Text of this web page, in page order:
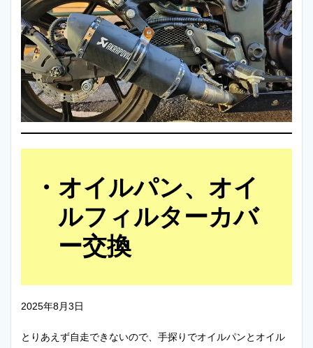
オイルパン、オイ
ルフィルターカバ
ー交換
2025年8月3日
とりあえず自走できないので、手探りでオイルパンとオイル